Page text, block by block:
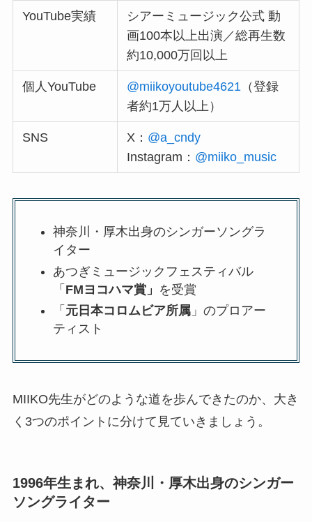
YouTube実績
シアーミュージック公式 動
画100本以上出演／総再生数
約10,000万回以上
個人YouTube @miikoyoutube4621 （登録
者約1万人以上）
SNS X： @a_cndy
Instagram： @miiko_music
神奈川・厚木出身のシンガーソングラ
イター
あつぎミュージックフェスティバル
「 FMヨコハマ賞」 を受賞
「 元日本コロムビア所属」のプロアー
ティスト
MIIKO先生がどのような道を歩んできたのか、大き
く3つのポイントに分けて見ていきましょう。
1996年生まれ、神奈川・厚木出身のシンガー
ソングライター